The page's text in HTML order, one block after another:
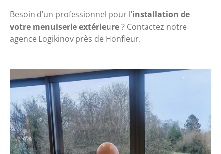
Besoin d’un professionnel pour l’installation de
votre menuiserie extérieure ? Contactez notre
agence Logikinov près de Honfleur.